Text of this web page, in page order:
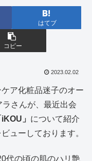
はてブ
コピー
2023.02.02
ア化粧品迷子のオー
さんが、最近出会
iKOU」 について紹介
ューしております。
代の頃の肌のハリ艶